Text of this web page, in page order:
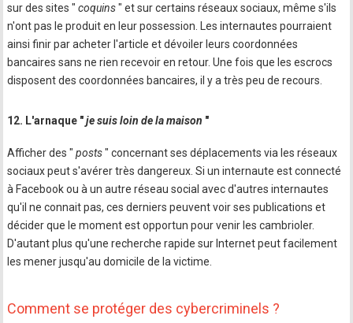
sur des sites " coquins" et sur certains réseaux sociaux, même s'ils
n'ont pas le produit en leur possession. Les internautes pourraient
ainsi finir par acheter l'article et dévoiler leurs coordonnées
bancaires sans ne rien recevoir en retour. Une fois que les escrocs
disposent des coordonnées bancaires, il y a très peu de recours.
12. L'arnaque "je suis loin de la maison "
Afficher des " posts" concernant ses déplacements via les réseaux
sociaux peut s'avérer très dangereux. Si un internaute est connecté
à Facebook ou à un autre réseau social avec d'autres internautes
qu'il ne connait pas, ces derniers peuvent voir ses publications et
décider que le moment est opportun pour venir les cambrioler.
D'autant plus qu'une recherche rapide sur Internet peut facilement
les mener jusqu'au domicile de la victime.
Comment se protéger des cybercriminels ?